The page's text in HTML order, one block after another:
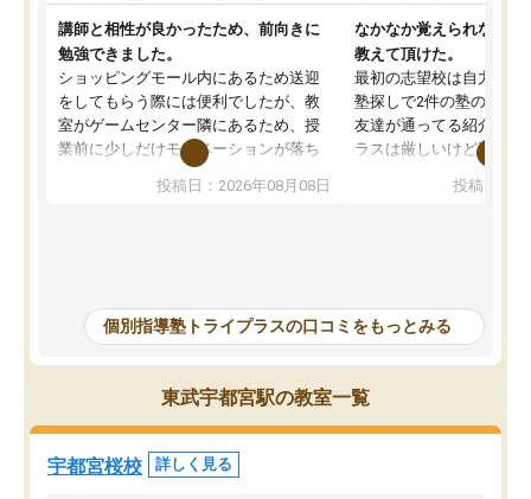
講師と相性が良かったため、前向きに
勉強できました。
ショッピングモール内にあるため送迎
をしてもらう際には便利でしたが、教
室がゲームセンター隣にあるため、授
業前に少しだけモチベーションが落ち
ることもありました。講師の方とは相
性が良かったため、とても話しやすく
た。難しい問題では解説をより細かく
書いてくれたりと、生徒一人一人に合
った授業を考えてくれます。
投稿日：2026年08月08日
なかなか覚えられなかっ
教えて頂けた。
最初の志望校は自力では
塾探しで2件の塾の説明
友達が通ってる紹介で行
ラスは厳しいけど頑張れ
希望のある方に決めま
を教えて頂き出来ないこ
うになった、覚えられた
ころ見て、見捨てず教え
当に感謝しかないです。
ってしまったけどとても
方で通ってよかったと思
投稿日：
個別指導塾トライプラスの口コミをもっとみる
東武宇都宮駅の教室一覧
宇都宮桜校 詳しく見る